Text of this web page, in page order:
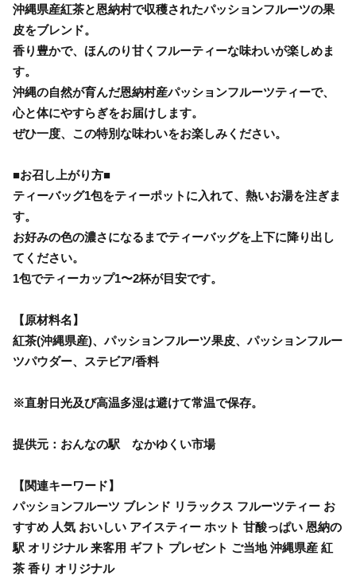
沖縄県産紅茶と恩納村で収穫されたパッションフルーツの果
皮をブレンド。
香り豊かで、ほんのり甘くフルーティーな味わいが楽しめま
す。
沖縄の自然が育んだ恩納村産パッションフルーツティーで、
心と体にやすらぎをお届けします。
ぜひ一度、この特別な味わいをお楽しみください。
■お召し上がり方■
ティーバッグ1包をティーポットに入れて、熱いお湯を注ぎま
す。
お好みの色の濃さになるまでティーバッグを上下に降り出し
てください。
1包でティーカップ1〜2杯が目安です。
【原材料名】
紅茶(沖縄県産)、パッションフルーツ果皮、パッションフルー
ツパウダー、ステビア/香料
※直射日光及び高温多湿は避けて常温で保存。
提供元：おんなの駅 なかゆくい市場
【関連キーワード】
パッションフルーツ ブレンド リラックス フルーツティー お
すすめ 人気 おいしい アイスティー ホット 甘酸っぱい 恩納の
駅 オリジナル 来客用 ギフト プレゼント ご当地 沖縄県産 紅
茶 香り オリジナル